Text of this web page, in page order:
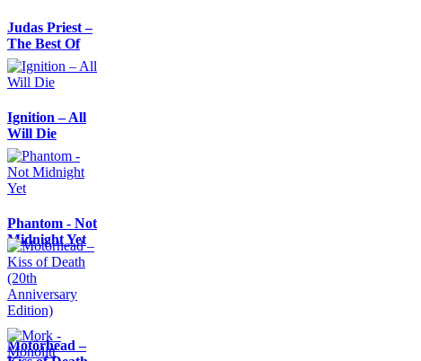
Judas Priest –
The Best Of
Ignition – All
Will Die
Phantom - Not
Midnight Yet
Motörhead –